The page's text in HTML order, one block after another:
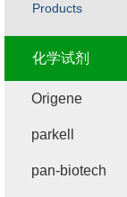
Products
化学试剂
Origene
parkell
pan-biotech